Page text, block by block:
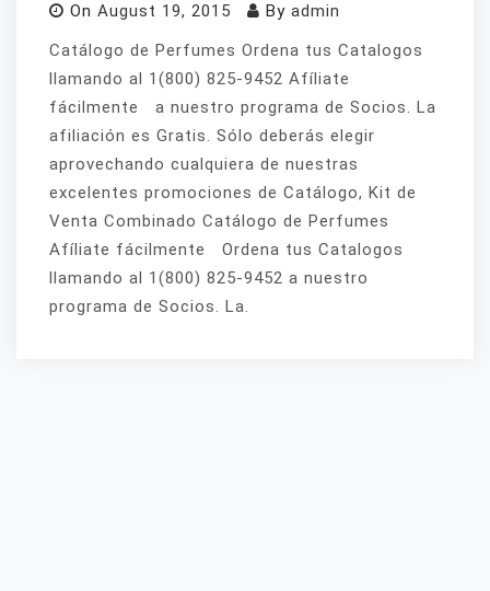
On August 19, 2015 By admin
Catálogo de Perfumes Ordena tus Catalogos
llamando al 1(800) 825-9452 Afíliate
fácilmente a nuestro programa de Socios. La
afiliación es Gratis. Sólo deberás elegir
aprovechando cualquiera de nuestras
excelentes promociones de Catálogo, Kit de
Venta Combinado Catálogo de Perfumes
Afíliate fácilmente Ordena tus Catalogos
llamando al 1(800) 825-9452 a nuestro
programa de Socios. La.